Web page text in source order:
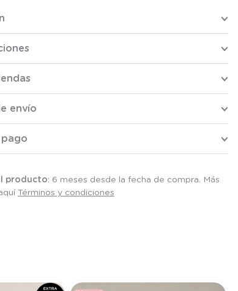
envío
pago
producto: 6 meses desde la fecha de compra. Más
Términos y condiciones